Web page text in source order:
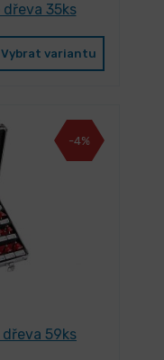
35ks
Vybrat variantu
-4%
59ks